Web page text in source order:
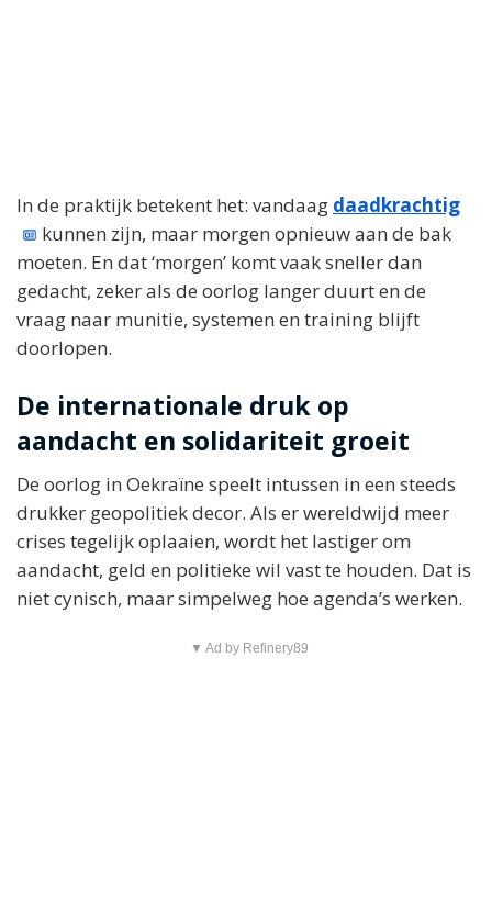
In de praktijk betekent het: vandaag daadkrachtig
kunnen zijn, maar morgen opnieuw aan de bak
moeten. En dat ‘morgen’ komt vaak sneller dan
gedacht, zeker als de oorlog langer duurt en de
vraag naar munitie, systemen en training blijft
doorlopen.
De internationale druk op
aandacht en solidariteit groeit
De oorlog in Oekraïne speelt intussen in een steeds
drukker geopolitiek decor. Als er wereldwijd meer
crises tegelijk oplaaien, wordt het lastiger om
aandacht, geld en politieke wil vast te houden. Dat is
niet cynisch, maar simpelweg hoe agenda’s werken.
▼ Ad by Refinery89